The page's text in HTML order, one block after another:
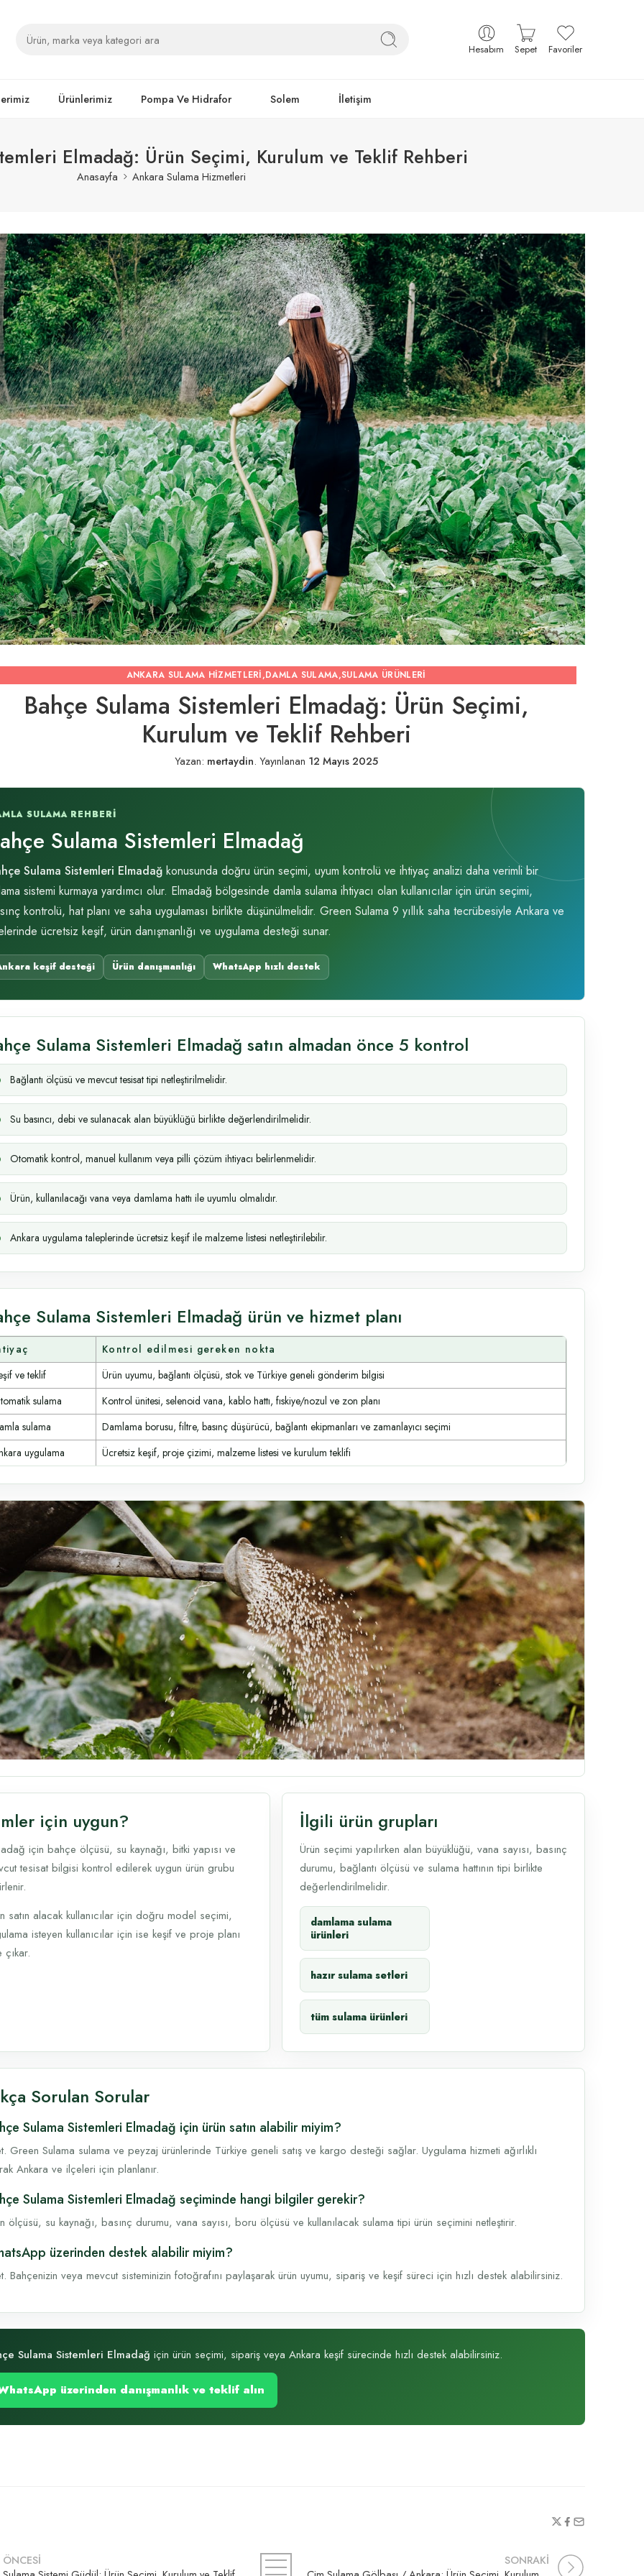
Hesabım Sepet Favoriler
Ürünlerimiz Pompa Ve Hidrafor Solem İletişim
Elmadağ: Ürün Seçimi, Kurulum ve Teklif Rehberi
Anasayfa Ankara Sulama Hizmetleri
ANKARA SULAMA HIZMETLERI,DAMLA SULAMA,SULAMA ÜRÜNLERI
Bahçe Sulama Sistemleri Elmadağ: Ürün Seçimi,
Kurulum ve Teklif Rehberi
Yazan: mertaydin. Yayınlanan 12 Mayıs 2025
SULAMA REHBERI
Sulama Sistemleri Elmadağ
Sulama Sistemleri Elmadağ konusunda doğru ürün seçimi, uyum kontrolü ve ihtiyaç analizi daha verimli bir
sistemi kurmaya yardımcı olur. Elmadağ bölgesinde damla sulama ihtiyacı olan kullanıcılar için ürün seçimi,
kontrolü, hat planı ve saha uygulaması birlikte düşünülmelidir. Green Sulama 9 yıllık saha tecrübesiyle Ankara ve
ücretsiz keşif, ürün danışmanlığı ve uygulama desteği sunar.
keşif desteği Ürün danışmanlığı WhatsApp hızlı destek
Sulama Sistemleri Elmadağ satın almadan önce 5 kontrol
Bağlantı ölçüsü ve mevcut tesisat tipi netleştirilmelidir.
Su basıncı, debi ve sulanacak alan büyüklüğü birlikte değerlendirilmelidir.
Otomatik kontrol, manuel kullanım veya pilli çözüm ihtiyacı belirlenmelidir.
Ürün, kullanılacağı vana veya damlama hattı ile uyumlu olmalıdır.
Ankara uygulama taleplerinde ücretsiz keşif ile malzeme listesi netleştirilebilir.
Sulama Sistemleri Elmadağ ürün ve hizmet planı
Kontrol edilmesi gereken nokta
ve teklif
Ürün uyumu, bağlantı ölçüsü, stok ve Türkiye geneli gönderim bilgisi
sulama
Kontrol ünitesi, selenoid vana, kablo hattı, fıskiye/nozul ve zon planı
sulama
Damlama borusu, filtre, basınç düşürücü, bağlantı ekipmanları ve zamanlayıcı seçimi
uygulama
Ücretsiz keşif, proje çizimi, malzeme listesi ve kurulum teklifi
için uygun?
için bahçe ölçüsü, su kaynağı, bitki yapısı ve
tesisat bilgisi kontrol edilerek uygun ürün grubu
satın alacak kullanıcılar için doğru model seçimi,
isteyen kullanıcılar için ise keşif ve proje planı
çıkar.
İlgili ürün grupları
Ürün seçimi yapılırken alan büyüklüğü, vana sayısı, basınç
durumu, bağlantı ölçüsü ve sulama hattının tipi birlikte
değerlendirilmelidir.
damlama sulama
ürünleri
hazır sulama setleri
tüm sulama ürünleri
Sorulan Sorular
Sulama Sistemleri Elmadağ için ürün satın alabilir miyim?
Green Sulama sulama ve peyzaj ürünlerinde Türkiye geneli satış ve kargo desteği sağlar. Uygulama hizmeti ağırlıklı
Ankara ve ilçeleri için planlanır.
Sulama Sistemleri Elmadağ seçiminde hangi bilgiler gerekir?
ölçüsü, su kaynağı, basınç durumu, vana sayısı, boru ölçüsü ve kullanılacak sulama tipi ürün seçimini netleştirir.
üzerinden destek alabilir miyim?
Bahçenizin veya mevcut sisteminizin fotoğrafını paylaşarak ürün uyumu, sipariş ve keşif süreci için hızlı destek alabilirsiniz.
Sulama Sistemleri Elmadağ için ürün seçimi, sipariş veya Ankara keşif sürecinde hızlı destek alabilirsiniz.
üzerinden danışmanlık ve teklif alın
ÖNCESİ
SONRAKİ